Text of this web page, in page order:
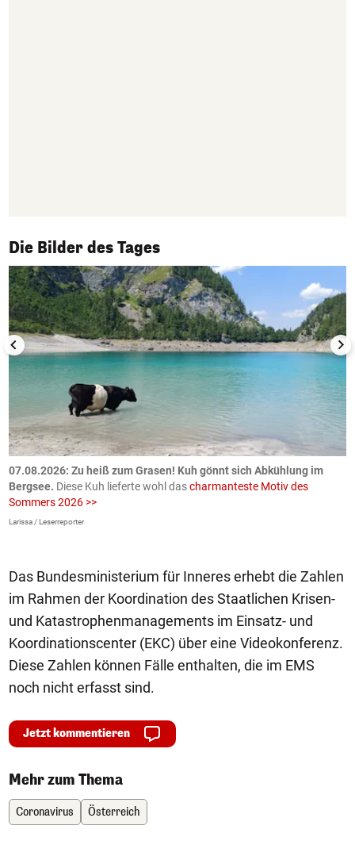
Die Bilder des Tages
1/50
07.08.2026: Zu heiß zum Grasen! Kuh gönnt sich Abkühlung im
Bergsee. Diese Kuh lieferte wohl dascharmanteste Motiv des
Sommers 2026 >>
Larissa / Leserreporter
Das Bundesministerium für Inneres erhebt die Zahlen
im Rahmen der Koordination des Staatlichen Krisen-
und Katastrophenmanagements im Einsatz- und
Koordinationscenter (EKC) über eine Videokonferenz.
Diese Zahlen können Fälle enthalten, die im EMS
noch nicht erfasst sind.
Jetzt kommentieren
Mehr zum Thema
Coronavirus Österreich